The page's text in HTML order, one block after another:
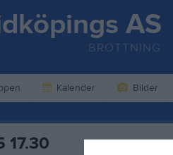
AS
BROTTNING
Kalender Bilder
17.30